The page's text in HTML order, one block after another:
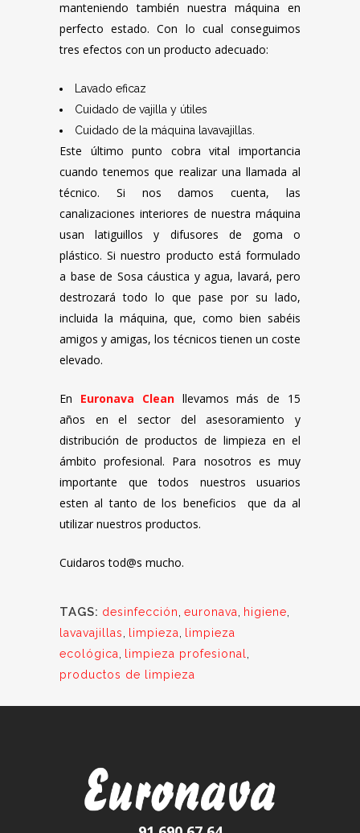
manteniendo también nuestra máquina en
perfecto estado. Con lo cual conseguimos
tres efectos con un producto adecuado:
Lavado eficaz
Cuidado de vajilla y útiles
Cuidado de la máquina lavavajillas.
Este último punto cobra vital importancia
cuando tenemos que realizar una llamada al
técnico. Si nos damos cuenta, las
canalizaciones interiores de nuestra máquina
usan latiguillos y difusores de goma o
plástico. Si nuestro producto está formulado
a base de Sosa cáustica y agua, lavará, pero
destrozará todo lo que pase por su lado,
incluida la máquina, que, como bien sabéis
amigos y amigas, los técnicos tienen un coste
elevado.
En Euronava Cleanllevamos más de 15
años en el sector del asesoramiento y
distribución de productos de limpieza en el
ámbito profesional. Para nosotros es muy
importante que todos nuestros usuarios
esten al tanto de los beneficios que da al
utilizar nuestros productos.
Cuidaros tod@s mucho.
TAGS: desinfección euronava higiene
lavavajillas
limpieza
limpieza
ecológica
limpieza profesional
productos de limpieza